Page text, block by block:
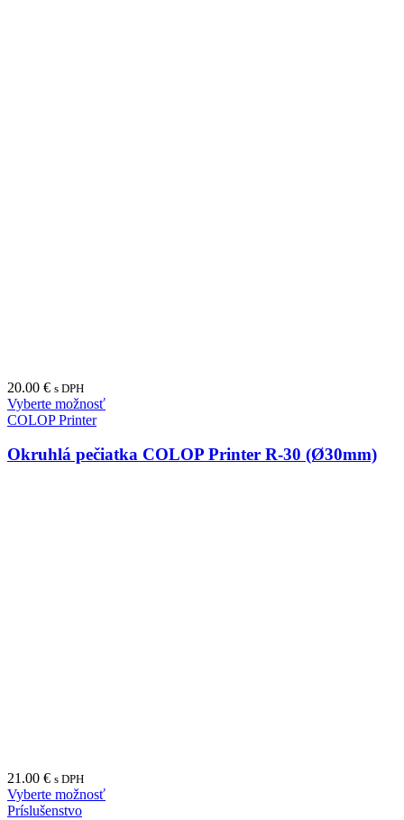
20.00 € s DPH
Vyberte možnosť
COLOP Printer
Okruhlá pečiatka COLOP Printer R-30 (Ø30mm)
21.00 € s DPH
Vyberte možnosť
Príslušenstvo